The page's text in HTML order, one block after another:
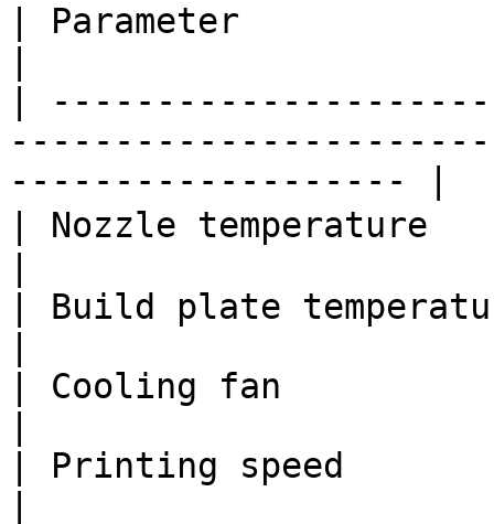
| Parameter
|
------------------- |
| Nozzle
| Build plate
| Cooling fan
| Printing speed